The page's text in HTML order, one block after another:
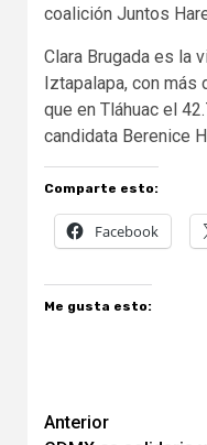
coalición Juntos
Clara Brugada es la
Iztapalapa, con más
que en Tláhuac el
candidata Berenice
Comparte esto:
Facebook
Me gusta esto:
Anterior